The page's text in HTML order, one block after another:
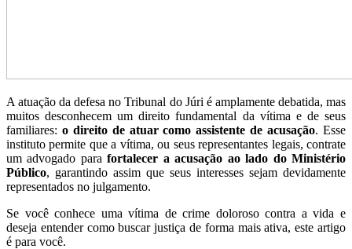
A atuação da defesa no Tribunal do Júri é amplamente debatida, mas
muitos desconhecem um direito fundamental da vítima e de seus
familiares: o direito de atuar como assistente de acusação. Esse
instituto permite que a vítima, ou seus representantes legais, contrate
um advogado parafortalecer a acusação ao lado do Ministério
Público, garantindo assim que seus interesses sejam devidamente
representados no julgamento.
Se você conhece uma vítima de crime doloroso contra a vida e
deseja entender como buscar justiça de forma mais ativa, este artigo
é para você.